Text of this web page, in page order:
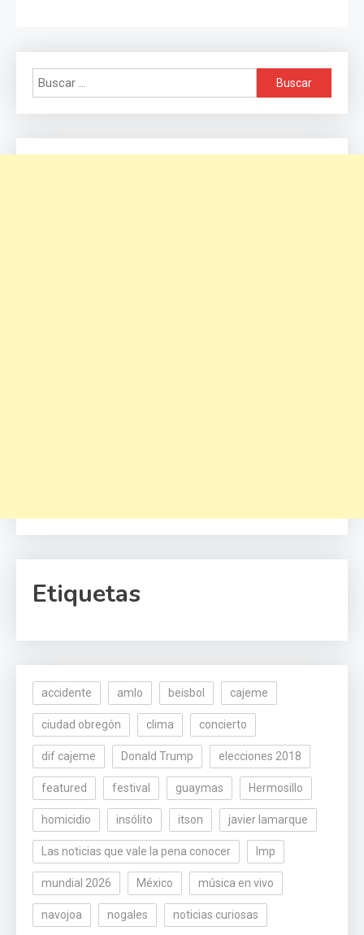
Buscar:
Etiquetas
accidente amlo beisbol cajeme
ciudad obregón clima concierto
dif cajeme Donald Trump elecciones 2018
featured festival guaymas Hermosillo
homicidio insólito itson javier lamarque
Las noticias que vale la pena conocer lmp
mundial 2026 México música en vivo
navojoa nogales noticias curiosas